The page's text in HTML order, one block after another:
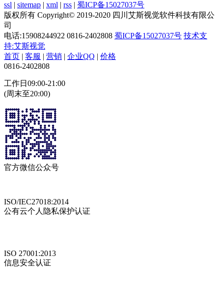
ssl | sitemap | xml | rss | 蜀ICP备15027037号
版权所有 Copyright© 2019-2020 四川艾斯视觉软件科技有限公
司
电话:15908244922 0816-2402808 蜀ICP备15027037号 技术支
持:艾斯视觉
首页 | 客服 | 营销 | 企业QQ | 价格
0816-2402808
工作日09:00-21:00
(周末至20:00)
官方微信公众号
ISO/IEC27018:2014
公有云个人隐私保护认证
ISO 27001:2013
信息安全认证